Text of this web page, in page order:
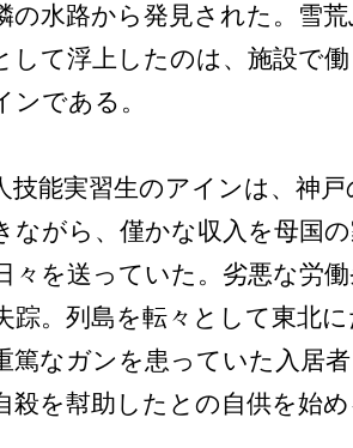
の水路から発見された。雪
して浮上したのは、施設で
ンである。
技能実習生のアインは、神
ながら、僅かな収入を母国
々を送っていた。劣悪な労
踪。列島を転々として東北
篤なガンを患っていた入居
殺を幇助したとの自供を始